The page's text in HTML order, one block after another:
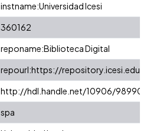
instname:Universidad Icesi
360162
reponame:Biblioteca Digital
repourl:https://
http://hdl.handle.net/10906/98990
spa